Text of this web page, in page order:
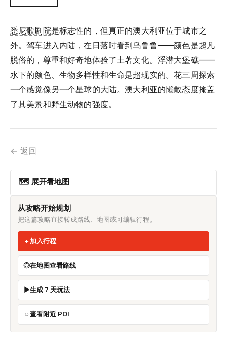
悉尼歌剧院是标志性的，但真正的澳大利亚位于城市之
外。驾车进入内陆，在日落时看到乌鲁鲁——颜色是超凡
脱俗的，尊重和好奇地体验了土著文化。浮潜大堡礁——
水下的颜色、生物多样性和生命是超现实的。花三周探索
一个感觉像另一个星球的大陆。澳大利亚的懒散态度掩盖
了其美景和野生动物的强度。
← 返回
🗺 展开看地图
从攻略开始规划
把这篇攻略直接转成路线、地图或可编辑行程。
加入行程
在地图查看路线
生成 7 天玩法
查看附近 POI